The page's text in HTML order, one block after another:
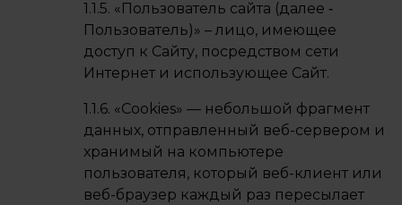
1.1.5. «Пользователь сайта (далее ‑
Пользователь)» – лицо, имеющее
доступ к Сайту, посредством сети
Интернет и использующее Сайт.
1.1.6. «Cookies» — небольшой фрагмент
данных, отправленный веб-сервером и
хранимый на компьютере
пользователя, который веб-клиент или
веб-браузер каждый раз пересылает